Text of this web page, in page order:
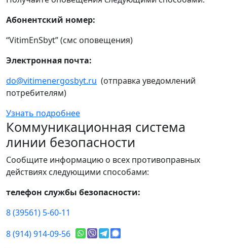
Абонентский номер:
“VitimEnSbyt” (смс оповещения)
Электронная почта:
do@vitimenergosbyt.ru (отправка уведомлений
потребителям)
Узнать подробнее
Коммуникационная система
линии безопасности
Сообщите информацию о всех противоправных
действиях следующими способами:
телефон службы безопасности:
8 (39561) 5-60-11
8 (914) 914-09-56